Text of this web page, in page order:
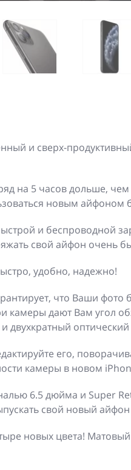
и сверх-
на 5 часов дольше, чем
новым айфоном
и беспроводной
свой айфон очень
удобно, надежно!
что Ваши фото
камеры дают Вам угол
двухкратный оптический
его,
камеры в новом
6.5 дюйма и Super
свой новый айфон
новых цвета!